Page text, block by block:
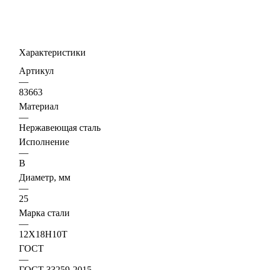
Характеристики
Артикул
—
83663
Материал
—
Нержавеющая сталь
Исполнение
—
В
Диаметр, мм
—
25
Марка стали
—
12Х18Н10Т
ГОСТ
—